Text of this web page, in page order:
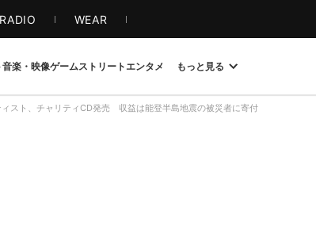
RADIO WEAR
音楽・映像ゲームストリート エンタメ もっと見る
ィスト、チャリティCD発売 収益は能登半島地震の被災者に寄付